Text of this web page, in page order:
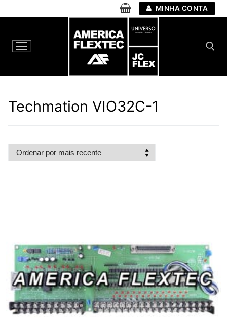
para
conteúdo
MINHA CONTA
Techmation VIO32C-1